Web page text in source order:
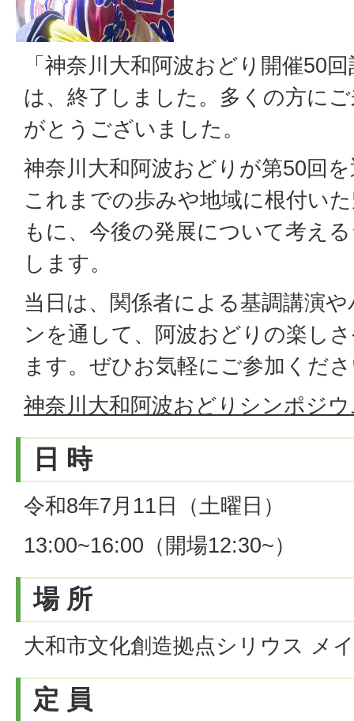
「神奈川大和阿波おどり開催50
は、終了しました。多くの方に
がとうございました。
神奈川大和阿波おどりが第50回
これまでの歩みや地域に根付い
もに、今後の発展について考え
します。
当日は、関係者による基調講演
ンを通して、阿波おどりの楽し
ます。ぜひお気軽にご参加くだ
神奈川大和阿波おどりシンポジ
日 時
令和8年7月11日（土曜日）
13:00~16:00（開場12:30~）
場 所
大和市文化創造拠点シリウス メ
定 員